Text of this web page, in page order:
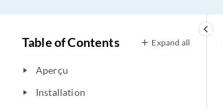
keyboard_arrow_left
Table of Contents Expand all
play_arrow Aperçu
play_arrow Installation